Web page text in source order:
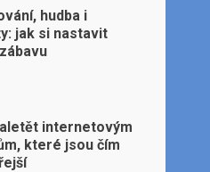
hudba i
jak si nastavit
internetovým
které jsou čím